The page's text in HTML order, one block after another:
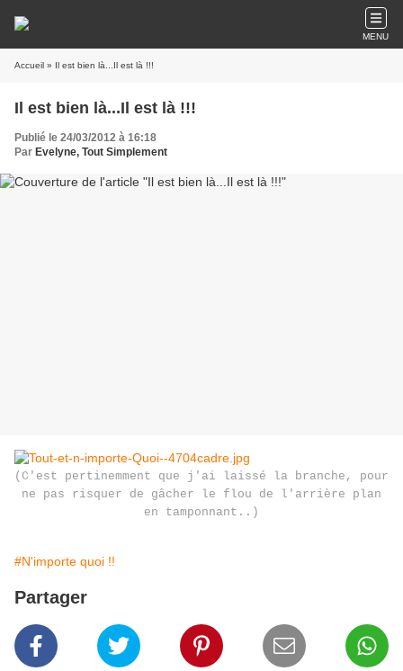
MENU
Accueil » Il est bien là...Il est là !!!
Il est bien là...Il est là !!!
Publié le 24/03/2012 à 16:18
Par Evelyne, Tout Simplement
(C'est pertinemment que j'ai laissé la branche, pour
ne pas risquer de gâcher le flou de l'arrière plan
en tamponnant..)
#N'importe quoi !!
Partager